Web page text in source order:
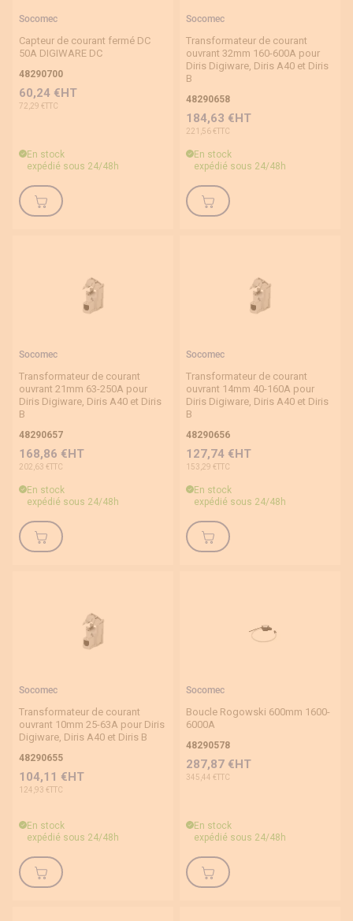
Socomec
Capteur de courant fermé DC
50A DIGIWARE DC
48290700
72,29 €
60,24 €
En stock
expédié sous 24/48h
Socomec
Transformateur de courant
ouvrant 32mm 160-600A pour
Diris Digiware, Diris A40 et Diris
B
48290658
221,56 €
184,63 €
En stock
expédié sous 24/48h
Socomec
Transformateur de courant
ouvrant 21mm 63-250A pour
Diris Digiware, Diris A40 et Diris
B
48290657
202,63 €
168,86 €
En stock
expédié sous 24/48h
Socomec
Transformateur de courant
ouvrant 14mm 40-160A pour
Diris Digiware, Diris A40 et Diris
B
48290656
153,29 €
127,74 €
En stock
expédié sous 24/48h
Socomec
Transformateur de courant
ouvrant 10mm 25-63A pour Diris
Digiware, Diris A40 et Diris B
48290655
124,93 €
104,11 €
En stock
expédié sous 24/48h
Socomec
Boucle Rogowski 600mm 1600-
6000A
48290578
345,44 €
287,87 €
En stock
expédié sous 24/48h